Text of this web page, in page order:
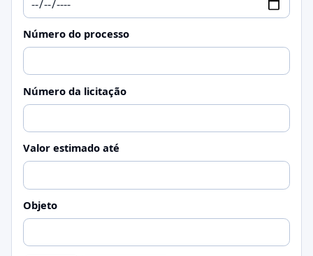
Número do processo
Número da licitação
Valor estimado até
Objeto